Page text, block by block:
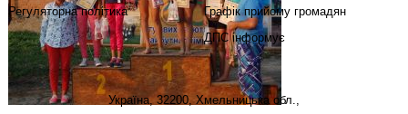
Регуляторна політика
Графік прийому громадян
ДПС інформує
Україна, 32200, Хмельницька обл.,